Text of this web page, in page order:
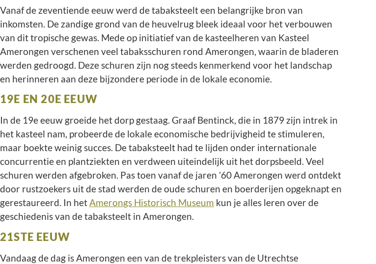
Vanaf de zeventiende eeuw werd de tabaksteelt een belangrijke bron van
inkomsten. De zandige grond van de heuvelrug bleek ideaal voor het verbouwen
van dit tropische gewas. Mede op initiatief van de kasteelheren van Kasteel
Amerongen verschenen veel tabaksschuren rond Amerongen, waarin de bladeren
werden gedroogd. Deze schuren zijn nog steeds kenmerkend voor het landschap
en herinneren aan deze bijzondere periode in de lokale economie.
19E EN 20E EEUW
In de 19e eeuw groeide het dorp gestaag. Graaf Bentinck, die in 1879 zijn intrek in
het kasteel nam, probeerde de lokale economische bedrijvigheid te stimuleren,
maar boekte weinig succes. De tabaksteelt had te lijden onder internationale
concurrentie en plantziekten en verdween uiteindelijk uit het dorpsbeeld. Veel
schuren werden afgebroken. Pas toen vanaf de jaren ’60 Amerongen werd ontdekt
door rustzoekers uit de stad werden de oude schuren en boerderijen opgeknapt en
gerestaureerd. In hetAmerongs Historisch Museum kun je alles leren over de
geschiedenis van de tabaksteelt in Amerongen.
21STE EEUW
Vandaag de dag is Amerongen een van de trekpleisters van de Utrechtse